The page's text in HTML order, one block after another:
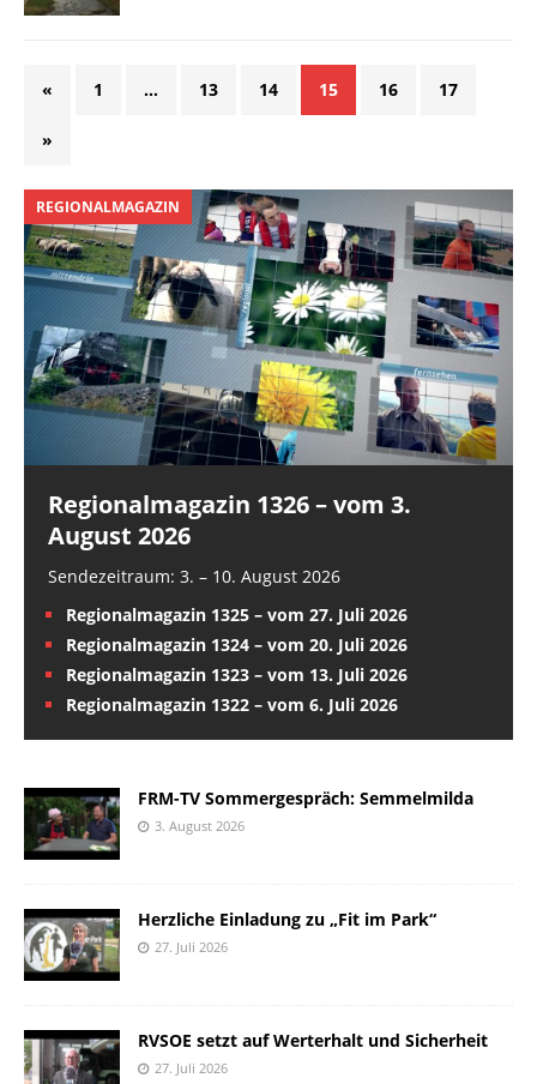
« 1 … 13 14 15 16 17
»
REGIONALMAGAZIN
Regionalmagazin 1326 – vom 3.
August 2026
Sendezeitraum: 3. – 10. August 2026
Regionalmagazin 1325 – vom 27. Juli 2026
Regionalmagazin 1324 – vom 20. Juli 2026
Regionalmagazin 1323 – vom 13. Juli 2026
Regionalmagazin 1322 – vom 6. Juli 2026
FRM-TV Sommergespräch: Semmelmilda
3. August 2026
Herzliche Einladung zu „Fit im Park“
27. Juli 2026
RVSOE setzt auf Werterhalt und Sicherheit
27. Juli 2026